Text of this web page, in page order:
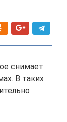
снимает
В таких